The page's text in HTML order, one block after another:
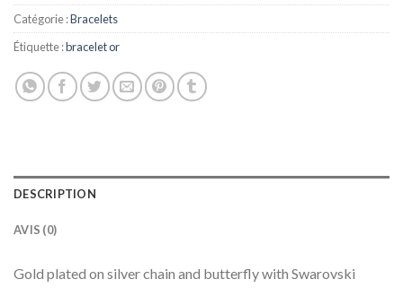
Catégorie :Bracelets
Étiquette :bracelet or
DESCRIPTION
AVIS (0)
Gold plated on silver chain and butterfly with Swarovski